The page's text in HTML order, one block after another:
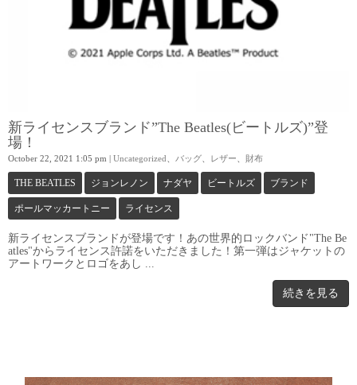
新ライセンスブランド”The Beatles(ビートルズ)”登
場！
October 22, 2021 1:05 pm | Uncategorized バッグ レザー 財布
THE BEATLES ジョンレノン ナダヤ ビートルズ ブランド
ポールマッカートニー ライセンス
新ライセンスブランドが登場です！あの世界的ロックバンド"The Be
atles"からライセンス許諾をいただきました！第一弾はジャケットの
アートワークとロゴをあし ...
続きを見る